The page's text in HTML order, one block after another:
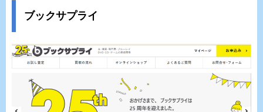
ブックサプライ